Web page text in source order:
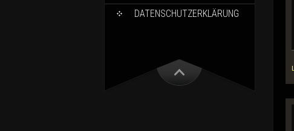
DATENSCHUTZERKLÄRUNG